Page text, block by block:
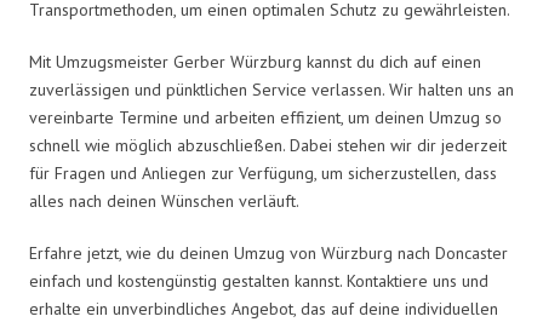
Transportmethoden, um einen optimalen Schutz zu gewährleisten.
Mit Umzugsmeister Gerber Würzburg kannst du dich auf einen
zuverlässigen und pünktlichen Service verlassen. Wir halten uns an
vereinbarte Termine und arbeiten effizient, um deinen Umzug so
schnell wie möglich abzuschließen. Dabei stehen wir dir jederzeit
für Fragen und Anliegen zur Verfügung, um sicherzustellen, dass
alles nach deinen Wünschen verläuft.
Erfahre jetzt, wie du deinen Umzug von Würzburg nach Doncaster
einfach und kostengünstig gestalten kannst. Kontaktiere uns und
erhalte ein unverbindliches Angebot, das auf deine individuellen